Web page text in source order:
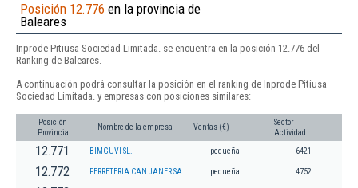
Posición 12.776 en la provincia de
Baleares
Inprode Pitiusa Sociedad Limitada. se encuentra en la posición 12.776 del
Ranking de Baleares.
A continuación podrá consultar la posición en el ranking de Inprode Pitiusa
Sociedad Limitada. y empresas con posiciones similares:
Posición
Provincia
Nombre de la empresa Ventas (€)
Sector
Actividad
12.771 BIMGUVI SL. pequeña 6421
12.772 FERRETERIA CAN JANER SA pequeña 4752